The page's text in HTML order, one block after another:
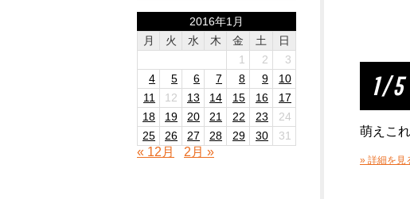
2016年1月
月
火 水 木 金 土
日
1
2
3
4
5 6 7 8 9
10
11
12 13 14 15 16
17
18
19 20 21 22 23
24
25
26 27 28 29 30 31
« 12月 2月 »
1 / 5
萌えこ
» 詳細を見